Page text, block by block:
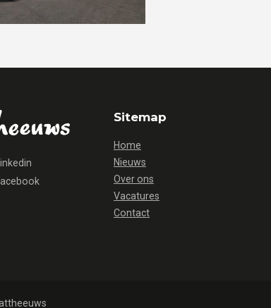
Sitemap
Home
Nieuws
Over ons
Vacatures
Contact